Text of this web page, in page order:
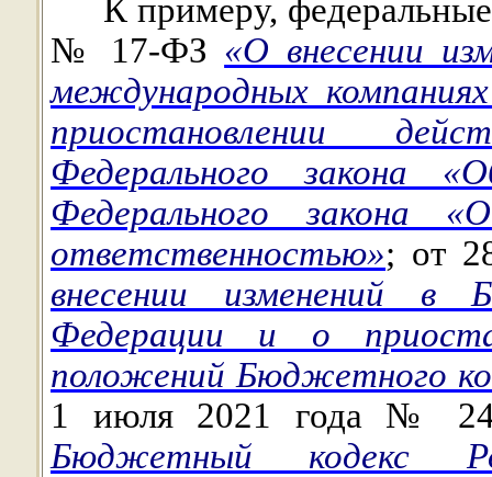
К примеру,
№ 17-ФЗ «О внесении
международных
приостановлении
Федерального закона
Федерального закона
ответственностью»; от
внесении изменений в
Федерации и о
положений Бюджетного
1 июля 2021 года №
Бюджетный кодекс